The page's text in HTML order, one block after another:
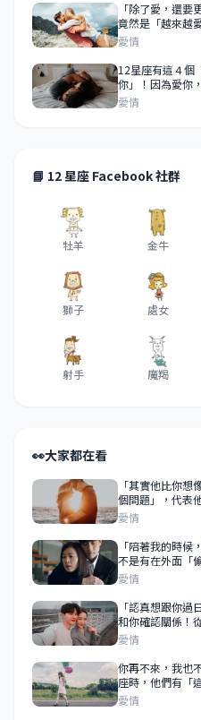
「除了愛，還要
竟然是「越來越
愛情
12星座有這４個
你」！因為愛你
愛情
📘 12 星座 Facebook 社群
牡羊 金牛
獅子 處女
射手 魔羯
👀大家都在看
「其實他比你
個問題」，代表
愛情
「陪著我的時
不是有在外面「
愛情
「認真想跟你
和你確認關係！
愛情
你再不來，我也
座時，他們有「
愛情